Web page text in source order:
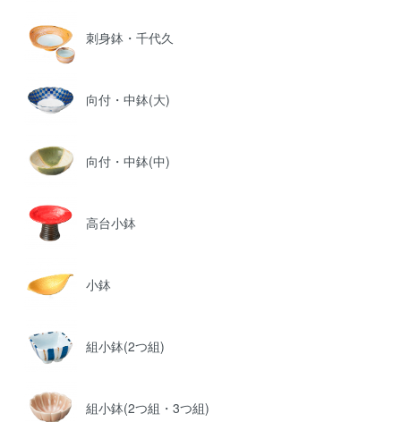
刺身鉢・千代久
向付・中鉢(大)
向付・中鉢(中)
高台小鉢
小鉢
組小鉢(2つ組)
組小鉢(2つ組・3つ組)